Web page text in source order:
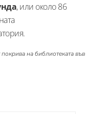
, или около 86
на библиотеката във